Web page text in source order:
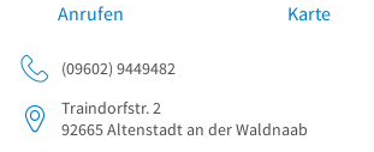
Anrufen Karte
(09602) 9449482
Traindorfstr. 2
92665Altenstadt an der Waldnaab